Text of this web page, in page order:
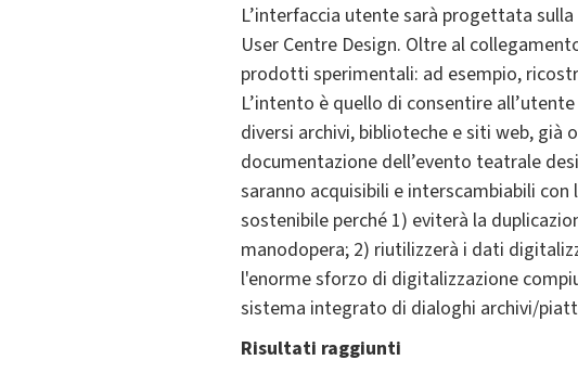
L’interfaccia utente sarà progettata
User Centre Design. Oltre al
prodotti sperimentali: ad esempio,
L’intento è quello di consentire
diversi archivi, biblioteche e siti web, già
documentazione dell’evento teatrale
saranno acquisibili e interscambiabili
sostenibile perché 1) eviterà la
manodopera; 2) riutilizzerà i dati
l'enorme sforzo di digitalizzazione
sistema integrato di dialoghi archivi/
Risultati raggiunti